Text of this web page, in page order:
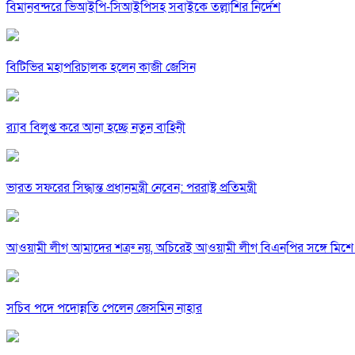
বিমানবন্দরে ভিআইপি-সিআইপিসহ সবাইকে তল্লাশির নির্দেশ
বিটিভির মহাপরিচালক হলেন কাজী জেসিন
র‍্যাব বিলুপ্ত করে আনা হচ্ছে নতুন বাহিনী
ভারত সফরের সিদ্ধান্ত প্রধানমন্ত্রী নেবেন: পররাষ্ট্র প্রতিমন্ত্রী
আওয়ামী লীগ আমাদের শত্রু নয়, অচিরেই আওয়ামী লীগ বিএনপির সঙ্গে
সচিব পদে পদোন্নতি পেলেন জেসমিন নাহার